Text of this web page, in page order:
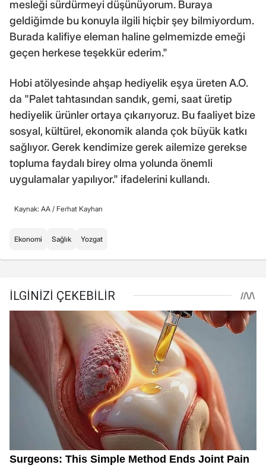
mesleği sürdürmeyi düşünüyorum. Buraya
geldiğimde bu konuyla ilgili hiçbir şey bilmiyordum.
Burada kalifiye eleman haline gelmemizde emeği
geçen herkese teşekkür ederim."
Hobi atölyesinde ahşap hediyelik eşya üreten A.O.
da "Palet tahtasından sandık, gemi, saat üretip
hediyelik ürünler ortaya çıkarıyoruz. Bu faaliyet bize
sosyal, kültürel, ekonomik alanda çok büyük katkı
sağlıyor. Gerek kendimize gerek ailemize gerekse
topluma faydalı birey olma yolunda önemli
uygulamalar yapılıyor." ifadelerini kullandı.
Kaynak: AA / Ferhat Kayhan
Ekonomi Sağlık Yozgat